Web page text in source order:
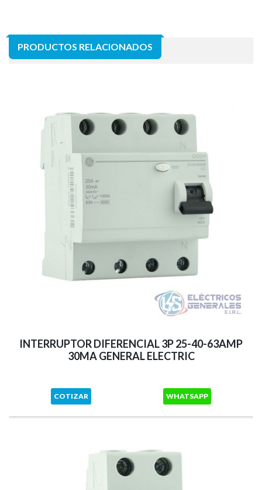
PRODUCTOS RELACIONADOS
INTERRUPTOR DIFERENCIAL 3P 25-40-63AMP
30MA GENERAL ELECTRIC
COTIZAR WHATSAPP